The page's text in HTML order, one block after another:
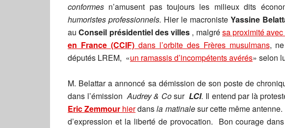
conformes n’amusent pas toujours les milieux dits
humoristes professionnels. Hier le macroniste Yassine
auConseil présidentiel des villes , malgrésa proximité
en France (CCIF)dans l’orbite des Frères musulmans,
députés LREM, «un ramassis d’incompétents avérés» selon
M. Belattar a annoncé sa démission de son poste de
dans l’émissionAudrey & CosurLCI. Il entend par là
Eric Zemmour hierdansla matinalesur cette même
d’expression et la liberté de provocation. Bon courage